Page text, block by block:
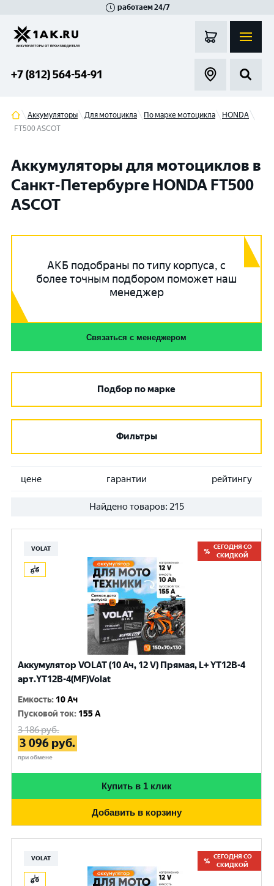
работаем 24/7
+7 (812) 564-54-91
Аккумуляторы Для мотоцикла По марке мотоцикла
HONDA
FT500 ASCOT
Аккумуляторы для мотоциклов в
Санкт-Петербурге HONDA FT500
ASCOT
АКБ подобраны по типу корпуса, с
более точным подбором поможет наш
менеджер
Связаться с менеджером
Подбор по марке
Фильтры
цене гарантии рейтингу
Найдено товаров: 215
VOLAT
СЕГОДНЯ СО
СКИДКОЙ
Аккумулятор VOLAT (10 Ач, 12 V) Прямая, L+ YT12B-4
арт.YT12B-4(MF)Volat
Емкость: 10 Ач
Пусковой ток: 155 A
3 186руб.
3 096 руб.
при обмене
Купить в 1 клик
Добавить в корзину
VOLAT
СЕГОДНЯ СО
СКИДКОЙ
Гатчина